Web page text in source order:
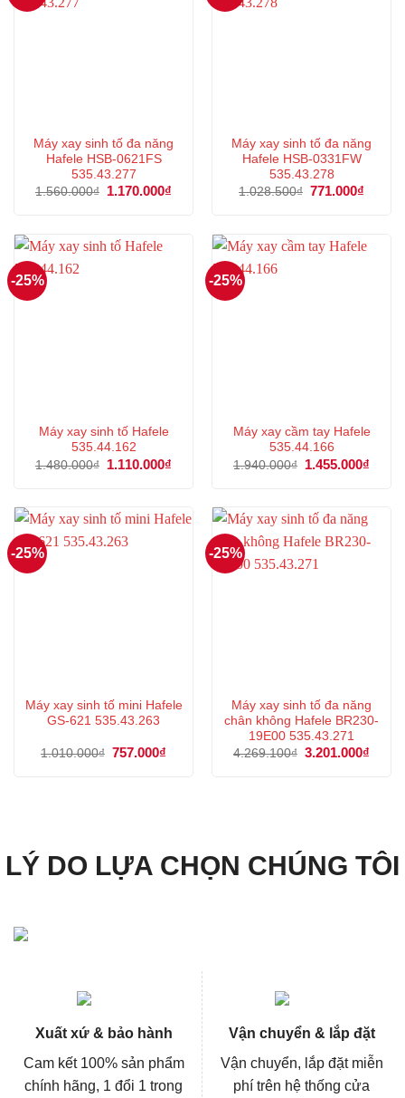
Máy xay sinh tố đa năng
Hafele HSB-0621FS
535.43.277
1.560.000₫
Giá
1.170.000₫
1.170.000₫.
Máy xay sinh tố đa năng
Hafele HSB-0331FW
535.43.278
1.028.500₫ Giá
771.000₫
-25%
Máy xay sinh tố Hafele
535.44.162
1.480.000₫
Giá
1.110.000₫
1.110.000₫.
-25%
Máy xay cầm tay Hafele
535.44.166
1.940.000₫
Giá
1.455.000₫
-25%
Máy xay sinh tố mini Hafele
GS-621 535.43.263
1.010.000₫ Giá
757.000₫
-25%
Máy xay sinh tố đa năng
chân không Hafele BR230-
19E00 535.43.271
4.269.100₫ Giá
3.201.000₫
LÝ DO LỰA CHỌN CHÚNG TÔI
Xuất xứ & bảo hành
Cam kết 100% sản phẩm
chính hãng, 1 đổi 1 trong
Vận chuyển & lắp đặt
Vận chuyển, lắp đặt miễn
phí trên hệ thống cửa